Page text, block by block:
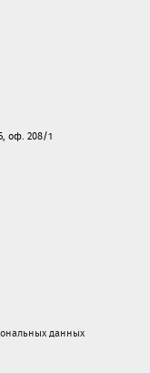
оф. 208/1
данных